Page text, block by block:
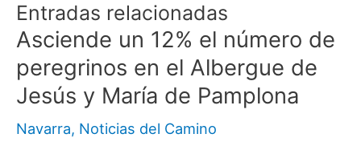
Entradas relacionadas
Asciende un 12% el número de
peregrinos en el Albergue de
Jesús y María de Pamplona
Navarra, Noticias del Camino